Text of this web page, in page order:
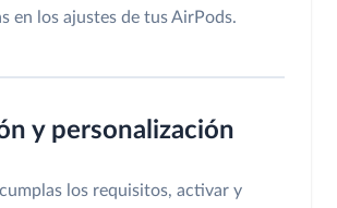
en los ajustes de tus AirPods.
y personalización
los requisitos, activar y